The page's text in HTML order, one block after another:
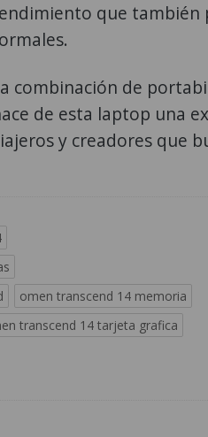
que también
combinación de
de esta laptop una
y creadores que
omen transcend 14 memoria
transcend 14 tarjeta grafica